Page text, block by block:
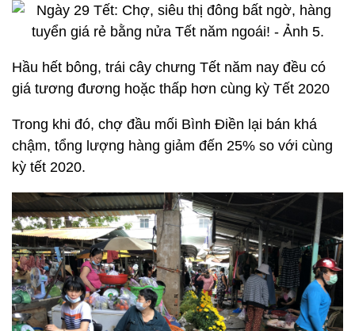
Hầu hết bông, trái cây chưng Tết năm nay đều có
giá tương đương hoặc thấp hơn cùng kỳ Tết 2020
Trong khi đó, chợ đầu mối Bình Điền lại bán khá
chậm, tổng lượng hàng giảm đến 25% so với cùng
kỳ tết 2020.